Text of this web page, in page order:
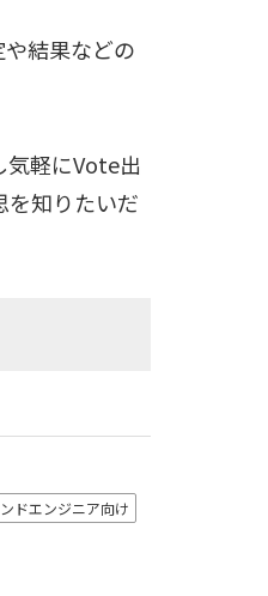
結果などの
気軽にVote出
を知りたいだ
ドエンジニア向け